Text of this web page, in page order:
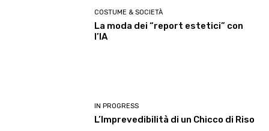
COSTUME & SOCIETÀ
La moda dei “report estetici” con
l’IA
IN PROGRESS
L’Imprevedibilità di un Chicco di Riso